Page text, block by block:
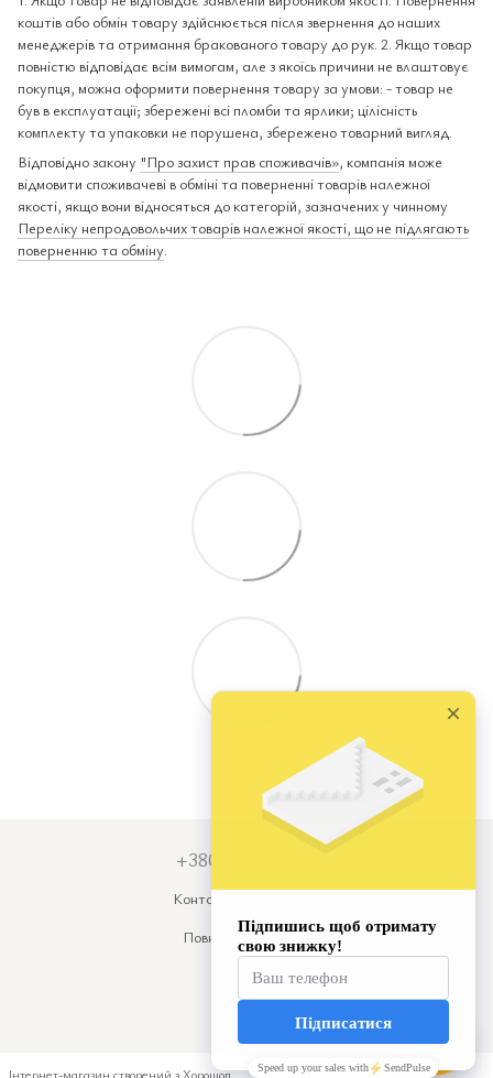
коштів або обмін товару здійснюється після звернення до наших
менеджерів та отримання бракованого товару до рук. 2. Якщо товар
повністю відповідає всім вимогам, але з якоїсь причини не влаштовує
покупця, можна оформити повернення товару за умови: - товар не
був в експлуатації; збережені всі пломби та ярлики; цілісність
комплекту та упаковки не порушена, збережено товарний вигляд.
Відповідно закону "Про захист прав споживачів», компанія може
відмовити споживачеві в обміні та поверненні товарів належної
якості, якщо вони відносяться до категорій, зазначених у чинному
Переліку непродовольчих товарів належної якості, що не підлягають
поверненню та обміну.
+380679931973
Контактна інформація
Повна версія сайту
© 2026
Укр
Інтернет-магазин створений з Хорошоп